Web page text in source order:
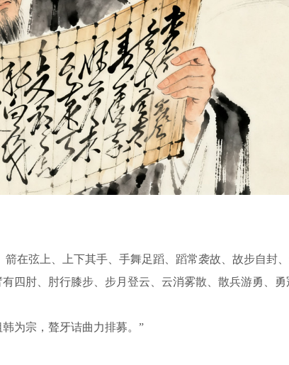
箭在弦上、上下其手、手舞足蹈、蹈常袭故、故步自封
有四肘、肘行膝步、步月登云、云消雾散、散兵游勇、勇
为宗，聱牙诘曲力排募。”